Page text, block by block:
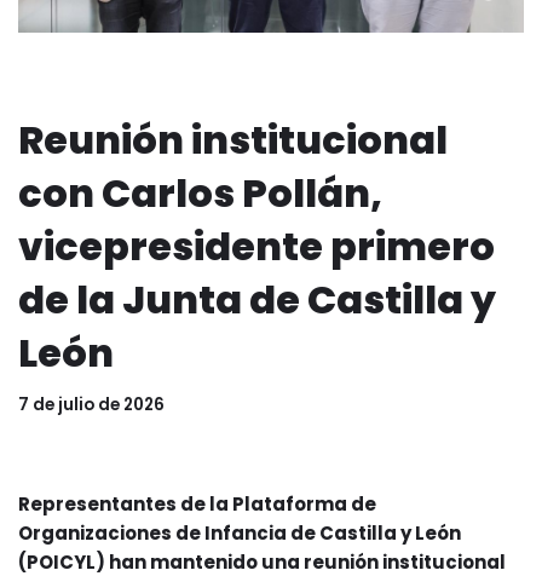
Reunión institucional
con Carlos Pollán,
vicepresidente primero
de la Junta de Castilla y
León
7 de julio de 2026
Representantes de la Plataforma de
Organizaciones de Infancia de Castilla y León
(POICYL) han mantenido una reunión institucional